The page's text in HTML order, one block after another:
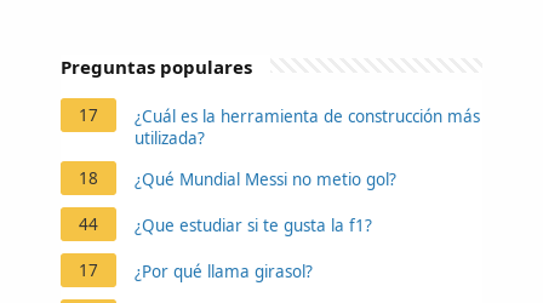
Preguntas populares
17
¿Cuál es la herramienta de construcción más
utilizada?
18
¿Qué Mundial Messi no metio gol?
44 ¿Que estudiar si te gusta la f1?
17 ¿Por qué llama girasol?